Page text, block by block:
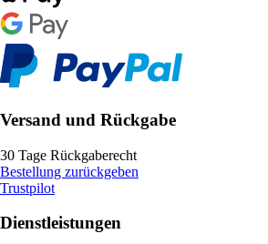
Versand und Rückgabe
30 Tage Rückgaberecht
Bestellung zurückgeben
Trustpilot
Dienstleistungen